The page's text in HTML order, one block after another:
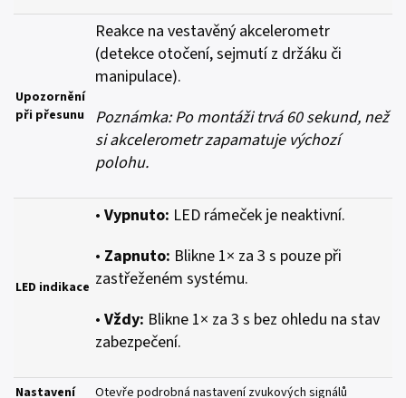
Upozornění
při přesunu
Reakce na vestavěný akcelerometr
(detekce otočení, sejmutí z držáku či
manipulace).
Poznámka: Po montáži trvá 60 sekund, než
si akcelerometr zapamatuje výchozí
polohu.
LED indikace
• Vypnuto: LED rámeček je neaktivní.
• Zapnuto: Blikne 1× za 3 s pouze při
zastřeženém systému.
• Vždy: Blikne 1× za 3 s bez ohledu na stav
zabezpečení.
Nastavení
Otevře podrobná nastavení zvukových signálů